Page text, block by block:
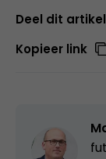
Deel dit artikel
Kopieer link